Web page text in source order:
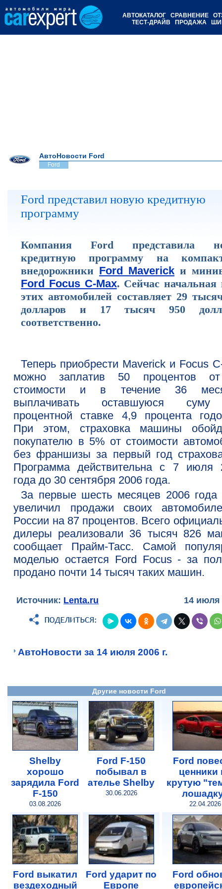
АВТОКАТАЛОГ СРАВНЕНИЕ
ТЕСТ-ДРАЙВ
ПРОДАЖА
АвтоНовости Ford
Ford
Ford представил новую кредитную
программу
Компания Ford представила
кредитную программу на
внедорожники Ford Maverick и
Ford Focus C-Max. Сейчас начальная
этих автомобилей составляет 29
долларов и 17 тысяч 950
соответственно.
Теперь приобрести Maverick и Focus
можно заплатив 50 процентов
стоимости и в течение 36
выплачивать оставшуюся
процентной ставке 4,9 процента
При этом, страховка машины
покупателю в 5% от стоимости
без франшизы за первый год
Программа действительна с 7 июля
года до 30 сентября 2006 года.
За первые шесть месяцев 2006 года
увеличил продажи своих
России на 87 процентов. Всего
дилеры реализовали 36 тысяч 826
сообщает Прайм-Тасс. Самой
моделью остается Ford Focus - за
продано почти 14 тысяч таких машин.
Источник: Lenta.ru 14 июля
АвтоНовости за 14 июля 2006 г.
Другие новости Ford
Shelby
хорошо
зарядила Ford
F-150
03.08.2026
Ford F-150
побывал в
ателье Shelby
30.06.2026
Ford
ценники
крутую
22.04.2026
Ford выкатил
вездеходный
Ford ударит по
Европе
Ford